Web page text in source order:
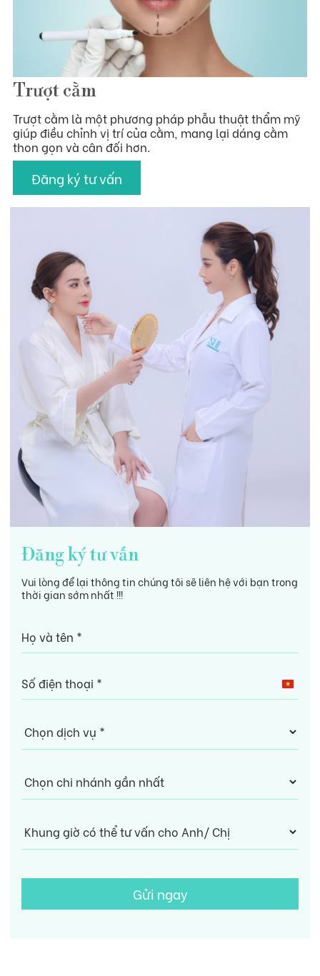
Hỗ trợ khách hàng
Tin Tức
Liên hệ
Trượt cằm
Trượt cằm là một phương pháp phẫu thuật thẩm mỹ
giúp điều chỉnh vị trí của cằm, mang lại dáng cằm
thon gọn và cân đối hơn.
Đăng ký tư vấn
Đăng ký tư vấn
Vui lòng để lại thông tin chúng tôi sẽ liên hệ với bạn trong
thời gian sớm nhất !!!
+84
Gửi ngay